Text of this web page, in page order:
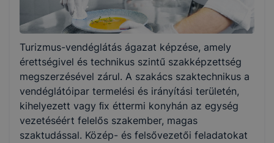
Választható szakmairányok:
Nem válaszható
KKK/PTT
KKK letöltése (pdf)
PTT letöltése (pdf)
Turizmus-vendéglátás ágazat képzése, amely
érettségivel és technikus szintű szakképzettség
megszerzésével zárul. A szakács szaktechnikus a
vendéglátóipar termelési és irányítási területén,
kihelyezett vagy ﬁx éttermi konyhán az egység
vezetéséért felelős szakember, magas
szaktudással. Közép- és felsővezetői feladatokat